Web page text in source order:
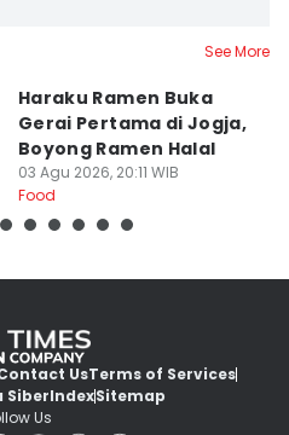
See More
Haraku Ramen Buka
Gerai Pertama di Jogja,
Boyong Ramen Halal
03 Agu 2026, 20:11 WIB
Food
UsTerms of Services
SiberIndexSitemap
Us